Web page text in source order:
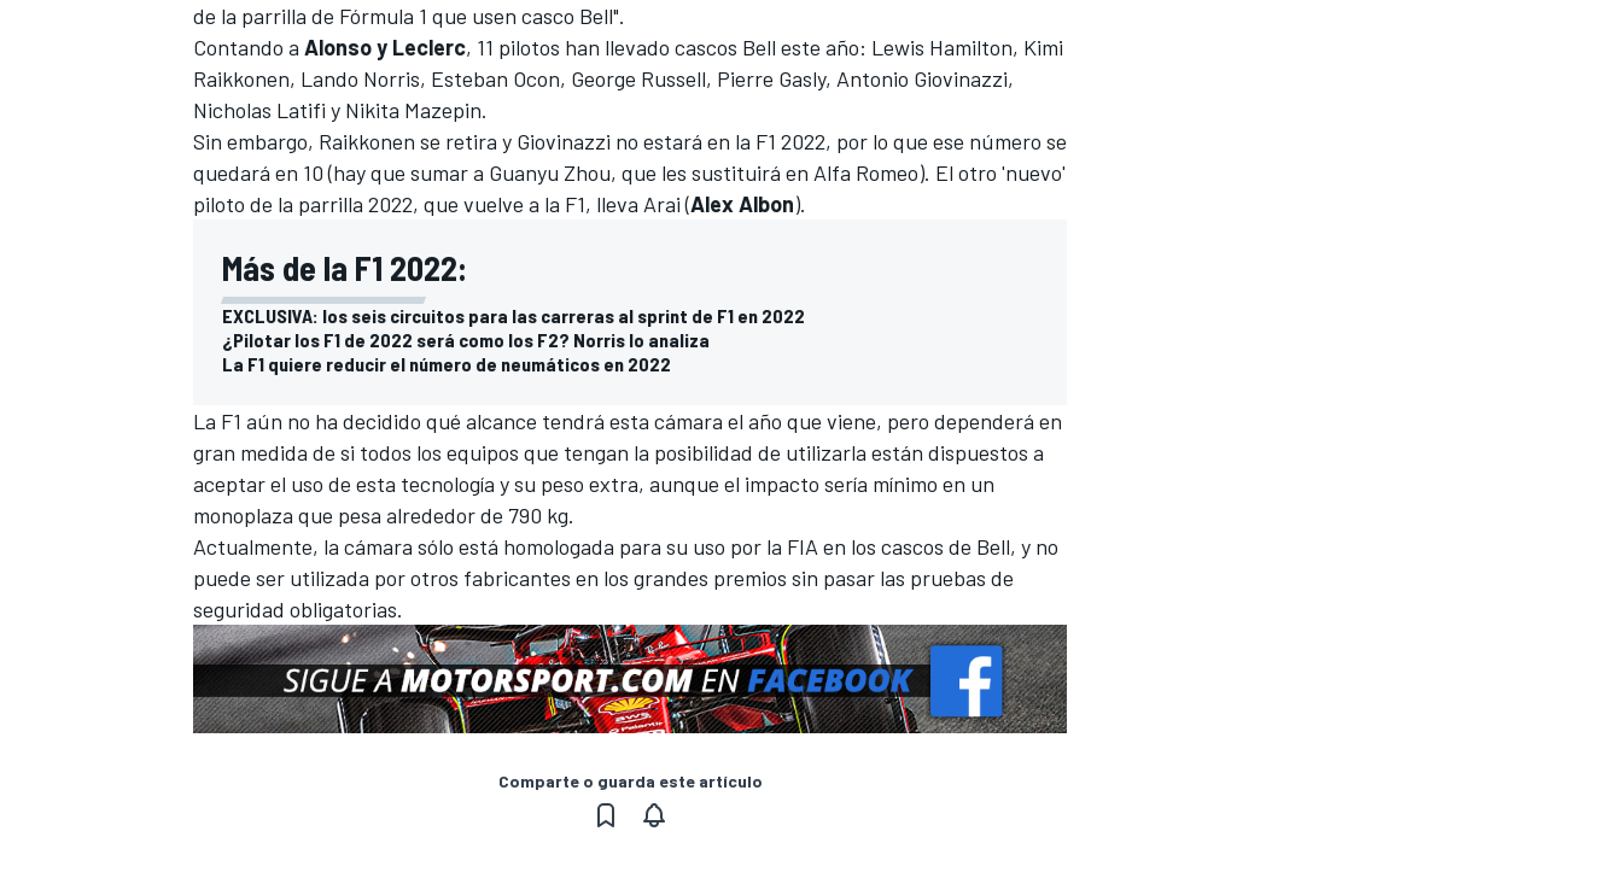
de la parrilla de Fórmula 1 que usen casco Bell".
Contando a Alonso y Leclerc, 11 pilotos han llevado cascos Bell este año: Lewis Hamilton, Kimi
Raikkonen, Lando Norris, Esteban Ocon, George Russell, Pierre Gasly, Antonio Giovinazzi,
Nicholas Latifi y Nikita Mazepin.
Sin embargo, Raikkonen se retira y Giovinazzi no estará en la F1 2022, por lo que ese número se
quedará en 10 (hay que sumar a Guanyu Zhou, que les sustituirá en Alfa Romeo). El otro 'nuevo'
piloto de la parrilla 2022, que vuelve a la F1, lleva Arai (Alex Albon).
Más de la F1 2022:
EXCLUSIVA: los seis circuitos para las carreras al sprint de F1 en 2022
¿Pilotar los F1 de 2022 será como los F2? Norris lo analiza
La F1 quiere reducir el número de neumáticos en 2022
La F1 aún no ha decidido qué alcance tendrá esta cámara el año que viene, pero dependerá en
gran medida de si todos los equipos que tengan la posibilidad de utilizarla están dispuestos a
aceptar el uso de esta tecnología y su peso extra, aunque el impacto sería mínimo en un
monoplaza que pesa alrededor de 790 kg.
Actualmente, la cámara sólo está homologada para su uso por la FIA en los cascos de Bell, y no
puede ser utilizada por otros fabricantes en los grandes premios sin pasar las pruebas de
seguridad obligatorias.
Comparte o guarda este artículo